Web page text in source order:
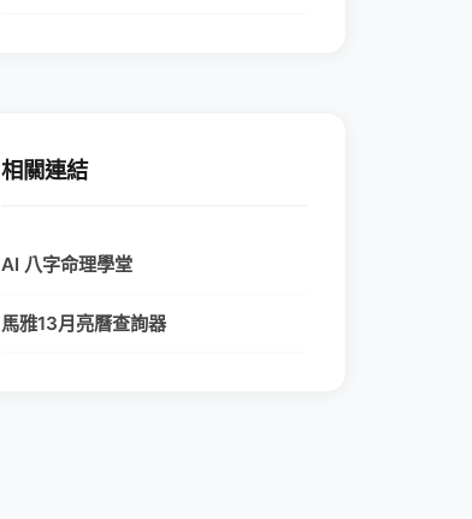
相關連結
AI 八字命理學堂
馬雅13月亮曆查詢器